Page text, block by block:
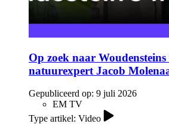
Op zoek naar
natuurexpert Jacob
Gepubliceerd op: 9 juli 2026
EM TV
Type artikel: Video